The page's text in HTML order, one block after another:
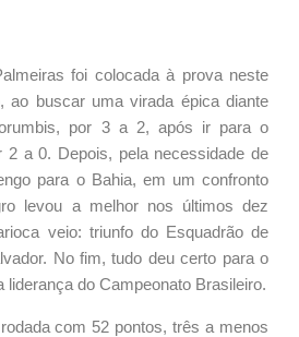
foi colocada à prova neste
ao buscar uma virada épica diante
por 3 a 2, após ir para o
2 a 0. Depois, pela necessidade de
para o Bahia, em um confronto
levou a melhor nos últimos dez
veio: triunfo do Esquadrão de
No fim, tudo deu certo para o
liderança do Campeonato Brasileiro.
com 52 pontos, três a menos